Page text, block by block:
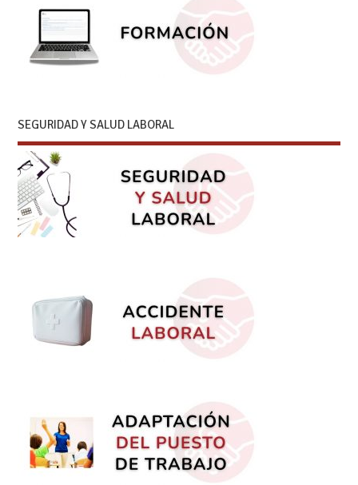
SEGURIDAD Y SALUD LABORAL